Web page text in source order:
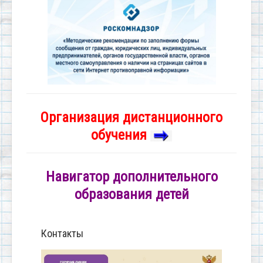
Организация дистанционного
обучения
Навигатор дополнительного
образования детей
Контакты